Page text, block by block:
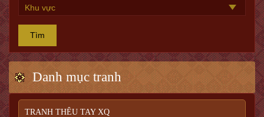
Tìm
Danh mục tranh
TRANH THÊU TAY XQ